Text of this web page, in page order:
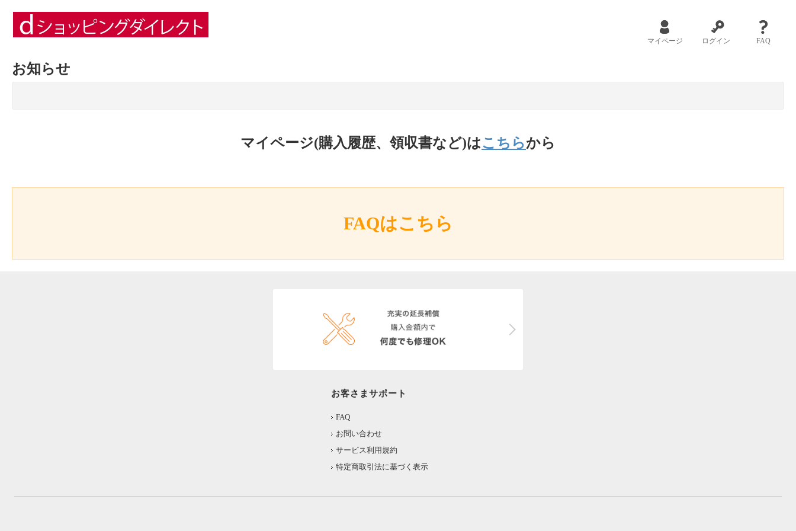
マイページ ログイン FAQ
お知らせ
マイページ(購入履歴、領収書など)はこちらから
FAQはこちら
お客さまサポート
FAQ
お問い合わせ
サービス利用規約
特定商取引法に基づく表示